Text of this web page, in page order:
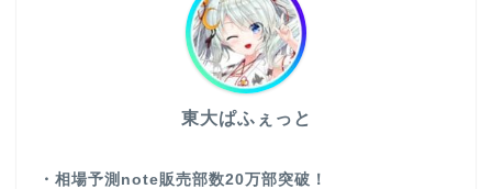
東大ぱふぇっと
・相場予測note販売部数20万部突破！